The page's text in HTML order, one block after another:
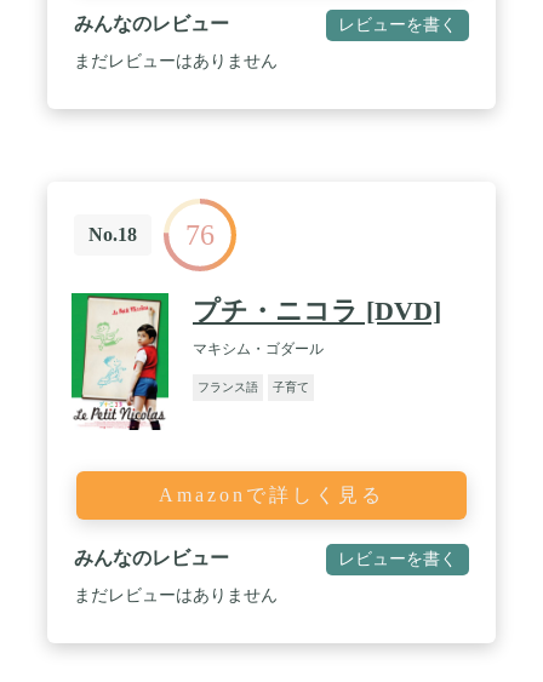
みんなのレビュー レビューを書く
まだレビューはありません
No.18 76
プチ・ニコラ [DVD]
マキシム・ゴダール
フランス語 子育て
Amazonで詳しく見る
みんなのレビュー レビューを書く
まだレビューはありません